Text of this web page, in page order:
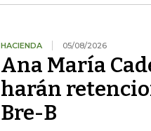
HACIENDA 05/08/2026
Ana María
harán
Bre-B